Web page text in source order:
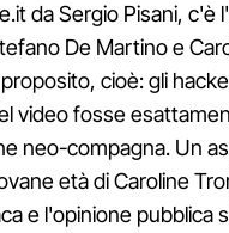
da Sergio Pisani, c'è
De Martino e
cioè: gli
video fosse
neo-compagna. Un
età di Caroline
e l'opinione pubblica